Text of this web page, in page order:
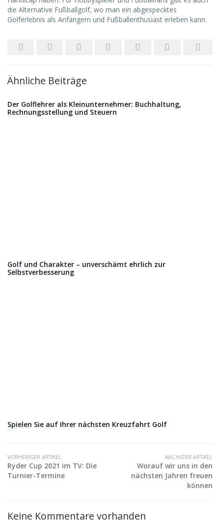
die Alternative Fußballgolf, wo man ein abgespecktes
Golferlebnis als Anfängern und Fußballenthusiast erleben kann.
Ähnliche Beiträge
Der Golflehrer als Kleinunternehmer: Buchhaltung,
Rechnungsstellung und Steuern
Golf und Charakter – unverschämt ehrlich zur
Selbstverbesserung
Spielen Sie auf Ihrer nächsten Kreuzfahrt Golf
VORHERIGER ARTIKEL
Ryder Cup 2021 im TV: Die
Turnier-Termine
NÄCHSTER ARTIKEL
Worauf wir uns in den
nächsten Jahren freuen
können
Keine Kommentare vorhanden